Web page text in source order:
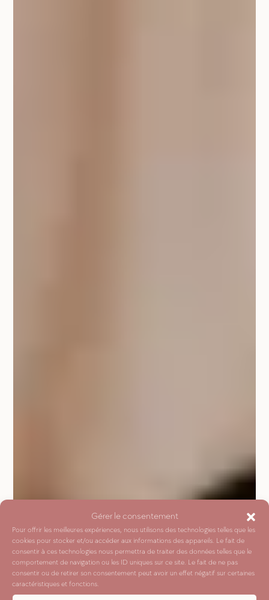
Gérer le consentement
Pour offrir les meilleures expériences, nous utilisons des technologies telles que les
cookies pour stocker et/ou accéder aux informations des appareils. Le fait de
consentir à ces technologies nous permettra de traiter des données telles que le
comportement de navigation ou les ID uniques sur ce site. Le fait de ne pas
consentir ou de retirer son consentement peut avoir un effet négatif sur certaines
caractéristiques et fonctions.